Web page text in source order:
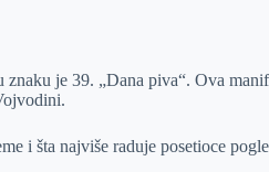
znaku je 39. „Dana piva“. Ova
i šta najviše raduje posetioce